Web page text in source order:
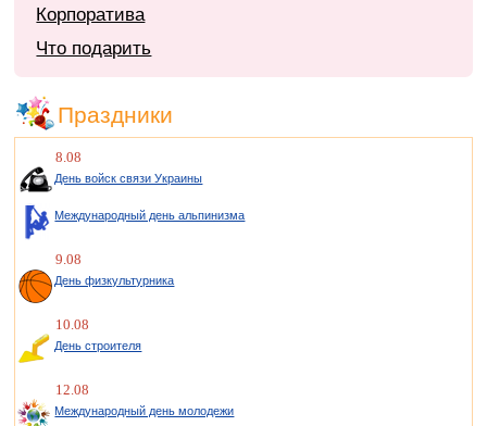
Корпоратива
Что подарить
Праздники
8.08
День войск связи Украины
Международный день альпинизма
9.08
День физкультурника
10.08
День строителя
12.08
Международный день молодежи